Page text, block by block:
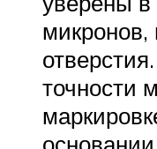
микронов,
точности